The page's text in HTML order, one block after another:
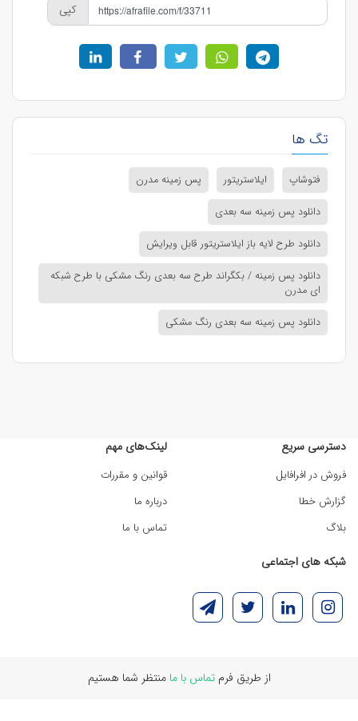
کپی
تگ ها
فتوشاپ ایلاستریتور
پس زمینه مدرن
دانلود پس زمینه سه بعدی
دانلود طرح لایه باز ایلاستریتور قابل ویرایش
دانلود پس زمینه / بکگراند طرح سه بعدی رنگ مشکی با طرح شبکه
ای مدرن
دانلود پس زمینه سه بعدی رنگ مشکی
دسترسی سریع
فروش در افرافایل
گزارش خطا
بلاگ
لینک‌های مهم
قوانین و مقررات
درباره ما
تماس با ما
شبکه های اجتماعی
از طریق فرمتماس با ما منتظر شما هستیم